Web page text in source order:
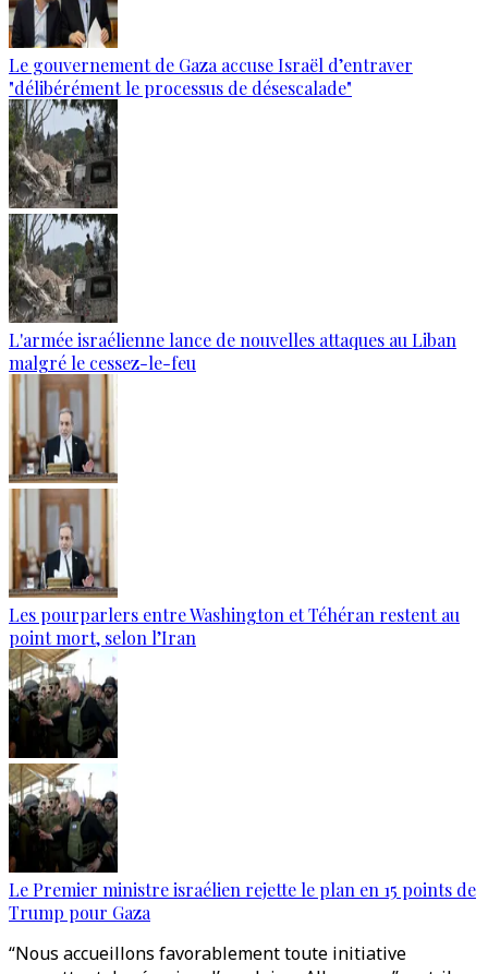
Le gouvernement de Gaza accuse Israël d’entraver
"délibérément le processus de désescalade"
L'armée israélienne lance de nouvelles attaques au Liban
malgré le cessez-le-feu
Les pourparlers entre Washington et Téhéran restent au
point mort, selon l’Iran
Le Premier ministre israélien rejette le plan en 15 points de
Trump pour Gaza
“Nous accueillons favorablement toute initiative